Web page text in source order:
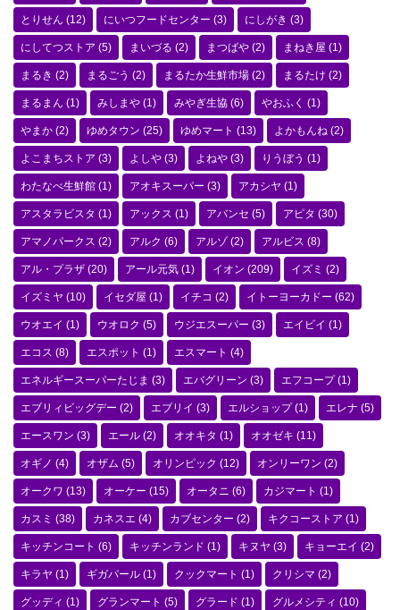
とりせん (12) にいつフードセンター (3) にしがき (3)
にしてつストア (5) まいづる (2) まつばや (2) まねき屋 (1)
まるき (2) まるごう (2) まるたか生鮮市場 (2) まるたけ (2)
まるまん (1) みしまや (1) みやぎ生協 (6) やおふく (1)
やまか (2) ゆめタウン (25) ゆめマート (13) よかもんね (2)
よこまちストア (3) よしや (3) よねや (3) りうぼう (1)
わたなべ生鮮館 (1) アオキスーパー (3) アカシヤ (1)
アスタラビスタ (1) アックス (1) アバンセ (5) アピタ (30)
アマノパークス (2) アルク (6) アルゾ(2) アルビス (8)
アル・プラザ (20) アール元気 (1) イオン (209) イズミ (2)
イズミヤ (10) イセダ屋 (1) イチコ (2) イトーヨーカドー (62)
ウオエイ (1) ウオロク (5) ウジエスーパー (3) エイビイ (1)
エコス (8) エスポット (1) エスマート (4)
エネルギースーパーたじま (3) エバグリーン (3) エフコープ(1)
エブリィビッグデー (2) エブリイ (3) エルショップ(1) エレナ (5)
エースワン (3) エール (2) オオキタ (1) オオゼキ (11)
オギノ (4) オザム (5) オリンピック (12) オンリーワン (2)
オークワ (13) オーケー (15) オータニ (6) カジマート (1)
カスミ (38) カネスエ (4) カブセンター (2) キクコーストア (1)
キッチンコート (6) キッチンランド (1) キヌヤ (3) キョーエイ (2)
キラヤ (1) ギガパール (1) クックマート (1) クリシマ (2)
グッディ (1) グランマート (5) グラード (1) グルメシティ (10)